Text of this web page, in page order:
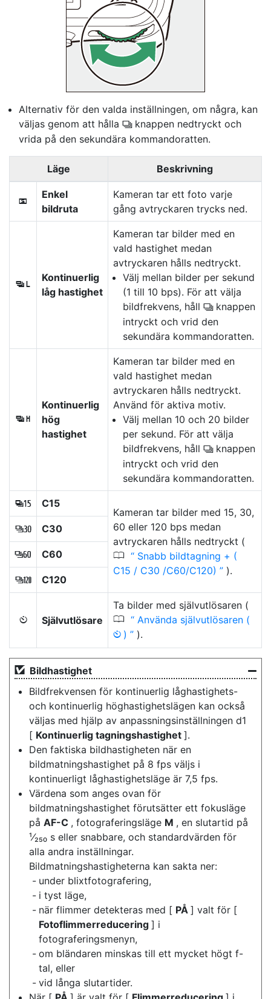
Alternativ för den valda inställningen, om några, kan
väljas genom att hålla c knappen nedtryckt och
vrida på den sekundära kommandoratten.
Läge Beskrivning
U
Enkel
bildruta
Kameran tar ett foto varje
gång avtryckaren trycks ned.
V
Kontinuerlig
låg hastighet
Kameran tar bilder med en
vald hastighet medan
avtryckaren hålls nedtryckt.
Välj mellan bilder per sekund
(1 till 10 bps). För att välja
bildfrekvens, håll c knappen
intryckt och vrid den
sekundära kommandoratten.
W
Kontinuerlig
hög
hastighet
Kameran tar bilder med en
vald hastighet medan
avtryckaren hålls nedtryckt.
Använd för aktiva motiv.
Välj mellan 10 och 20 bilder
per sekund. För att välja
bildfrekvens, håll c knappen
intryckt och vrid den
sekundära kommandoratten.
A C15
Kameran tar bilder med 15, 30,
60 eller 120 bps medan
avtryckaren hålls nedtryckt (
0
Snabb bildtagning + (
C15 / C30 /C60/C120)
).
A C30
C C60
B C120
E Självutlösare
Ta bilder med självutlösaren (
0 Använda självutlösaren (
E ) ).
Bildhastighet
Bildfrekvensen för kontinuerlig låghastighets-
och kontinuerlig höghastighetslägen kan också
väljas med hjälp av anpassningsinställningen d1
[ Kontinuerlig tagningshastighet ].
Den faktiska bildhastigheten när en
bildmatningshastighet på 8 fps väljs i
kontinuerligt låghastighetsläge är 7,5 fps.
Värdena som anges ovan för
bildmatningshastighet förutsätter ett fokusläge
på AF-C , fotograferingsläge M , en slutartid på
¹⁄₂₅₀ s eller snabbare, och standardvärden för
alla andra inställningar.
Bildmatningshastigheterna kan sakta ner:
under blixtfotografering,
i tyst läge,
när flimmer detekteras med [ PÅ ] valt för [
Fotoflimmerreducering ] i
fotograferingsmenyn,
om bländaren minskas till ett mycket högt f-
tal, eller
vid långa slutartider.